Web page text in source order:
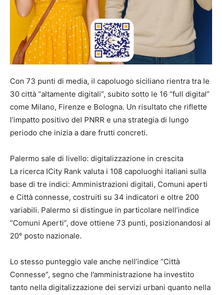
Con 73 punti di media, il capoluogo siciliano rientra tra le
30 città “altamente digitali”, subito sotto le 16 “full digital”
come Milano, Firenze e Bologna. Un risultato che riflette
l’impatto positivo del PNRR e una strategia di lungo
periodo che inizia a dare frutti concreti.
Palermo sale di livello: digitalizzazione in crescita
La ricerca ICity Rank valuta i 108 capoluoghi italiani sulla
base di tre indici: Amministrazioni digitali, Comuni aperti
e Città connesse, costruiti su 34 indicatori e oltre 200
variabili. Palermo si distingue in particolare nell’indice
“Comuni Aperti”, dove ottiene 73 punti, posizionandosi al
20° posto nazionale.
Lo stesso punteggio vale anche nell’indice “Città
Connesse”, segno che l’amministrazione ha investito
tanto nella digitalizzazione dei servizi urbani quanto nella